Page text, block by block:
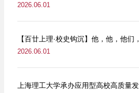
2026.06.01
2026.06.01
上海理工大学承办应用型高校高质量